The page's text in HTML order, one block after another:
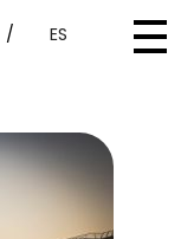
/ ES